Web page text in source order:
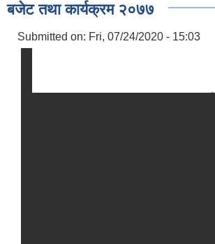
बजेट तथा कार्यक्रम २०७७
Submitted on: Fri, 07/24/2020 - 15:03